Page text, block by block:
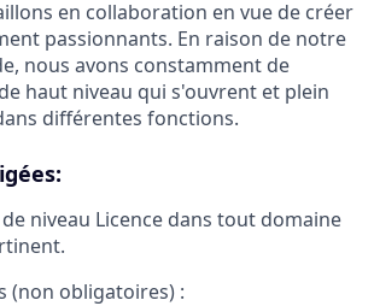
en collaboration en vue de créer
passionnants. En raison de notre
nous avons constamment de
haut niveau qui s'ouvrent et plein
différentes fonctions.
niveau Licence dans tout domaine
(non obligatoires) :